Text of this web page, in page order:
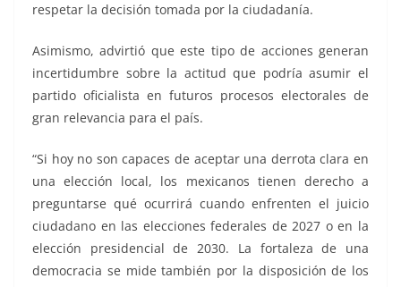
respetar la decisión tomada por la ciudadanía.
Asimismo, advirtió que este tipo de acciones generan
incertidumbre sobre la actitud que podría asumir el
partido oficialista en futuros procesos electorales de
gran relevancia para el país.
“Si hoy no son capaces de aceptar una derrota clara en
una elección local, los mexicanos tienen derecho a
preguntarse qué ocurrirá cuando enfrenten el juicio
ciudadano en las elecciones federales de 2027 o en la
elección presidencial de 2030. La fortaleza de una
democracia se mide también por la disposición de los